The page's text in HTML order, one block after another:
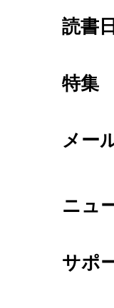
読書
特集
メー
ニュ
サポ